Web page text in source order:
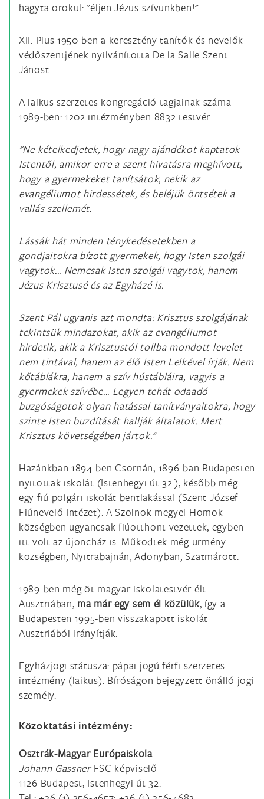
hagyta örökül: "éljen Jézus szívünkben!"
XII. Pius 1950-ben a keresztény tanítók és nevelők
védőszentjének nyilvánította De la Salle Szent
Jánost.
A laikus szerzetes kongregáció tagjainak száma
1989-ben: 1202 intézményben 8832 testvér.
"Ne kételkedjetek, hogy nagy ajándékot kaptatok
Istentől, amikor erre a szent hivatásra meghívott,
hogy a gyermekeket tanítsátok, nekik az
evangéliumot hirdessétek, és beléjük öntsétek a
vallás szellemét.
Lássák hát minden ténykedésetekben a
gondjaitokra bízott gyermekek, hogy Isten szolgái
vagytok... Nemcsak Isten szolgái vagytok, hanem
Jézus Krisztusé és az Egyházé is.
Szent Pál ugyanis azt mondta: Krisztus szolgájának
tekintsük mindazokat, akik az evangéliumot
hirdetik, akik a Krisztustól tollba mondott levelet
nem tintával, hanem az élő Isten Lelkével írják. Nem
kőtáblákra, hanem a szív hústábláira, vagyis a
gyermekek szívébe... Legyen tehát odaadó
buzgóságotok olyan hatással tanítványaitokra, hogy
szinte Isten buzdítását hallják általatok. Mert
Krisztus követségében jártok."
Hazánkban 1894-ben Csornán, 1896-ban Budapesten
nyitottak iskolát (Istenhegyi út 32.), később még
egy fiú polgári iskolát bentlakással (Szent József
Fiúnevelő Intézet). A Szolnok megyei Homok
községben ugyancsak fiúotthont vezettek, egyben
itt volt az újoncház is. Működtek még ürmény
községben, Nyitrabajnán, Adonyban, Szatmárott.
1989-ben még öt magyar iskolatestvér élt
Ausztriában, ma már egy sem él közülük, így a
Budapesten 1995-ben visszakapott iskolát
Ausztriából irányítják.
Egyházjogi státusza: pápai jogú férfi szerzetes
intézmény (laikus). Bíróságon bejegyzett önálló jogi
személy.
Közoktatási intézmény:
Osztrák-Magyar Európaiskola
Johann Gassner FSC képviselő
1126 Budapest, Istenhegyi út 32.